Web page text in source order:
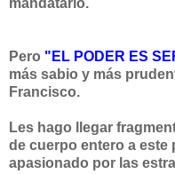
mandatario.
Pero "EL PODER ES
más sabio y más
Francisco.
Les hago llegar
de cuerpo entero a este
apasionado por las